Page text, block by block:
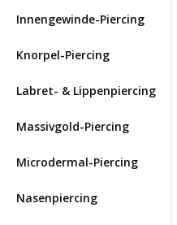
Innengewinde-Piercing
Knorpel-Piercing
Labret- & Lippenpiercing
Massivgold-Piercing
Microdermal-Piercing
Nasenpiercing